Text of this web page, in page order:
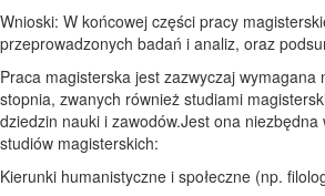
Wnioski: W końcowej części pracy
przeprowadzonych badań i analiz, oraz
Praca magisterska jest zazwyczaj
stopnia, zwanych również studiami
dziedzin nauki i zawodów.Jest ona
studiów magisterskich:
Kierunki humanistyczne i społeczne (np.